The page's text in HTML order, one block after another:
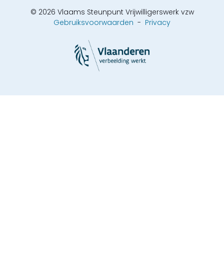
© 2026 Vlaams Steunpunt Vrijwilligerswerk vzw
Gebruiksvoorwaarden - Privacy